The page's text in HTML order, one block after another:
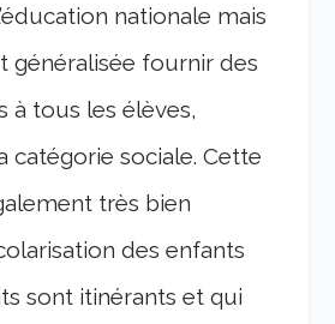
nationale mais
généralisée fournir des
à tous les élèves,
catégorie sociale. Cette
très bien
des enfants
sont itinérants et qui